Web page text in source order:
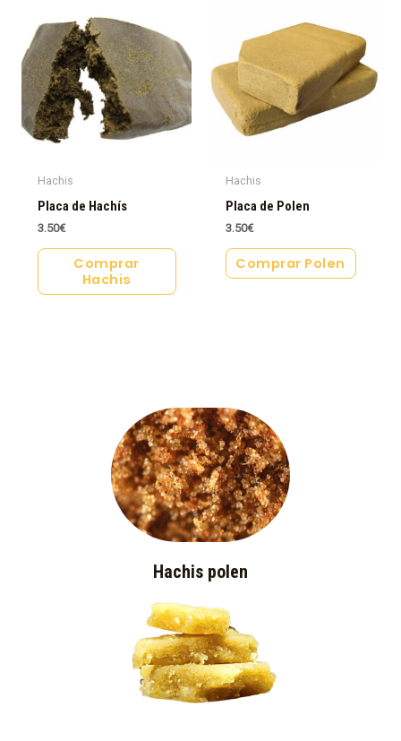
Hachis
Placa de Hachís
3.50€
Comprar
Hachis
Hachis
Placa de Polen
3.50€
Comprar Polen
Hachis polen